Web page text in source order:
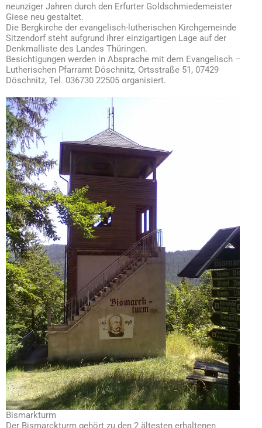
neunziger Jahren durch den Erfurter Goldschmiedemeister
Giese neu gestaltet.
Die Bergkirche der evangelisch-lutherischen Kirchgemeinde
Sitzendorf steht aufgrund ihrer einzigartigen Lage auf der
Denkmalliste des Landes Thüringen.
Besichtigungen werden in Absprache mit dem Evangelisch –
Lutherischen Pfarramt Döschnitz, Ortsstraße 51, 07429
Döschnitz, Tel. 036730 22505 organisiert.
Bismarkturm
Der Bismarckturm gehört zu den 2 ältesten erhaltenen